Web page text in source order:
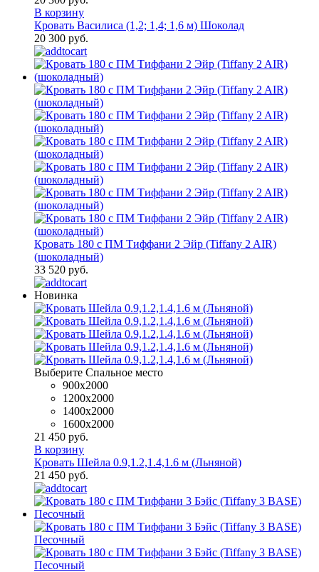
В корзину
Кровать Василиса (1,2; 1,4; 1,6 м) Шоколад
20 300 руб.
Кровать 180 с ПМ Тиффани 2 Эйр (Tiffany 2 AIR)
(шоколадный)
33 520 руб.
Новинка
Выберите Спальное место
900x2000
1200x2000
1400x2000
1600х2000
21 450 руб.
В корзину
Кровать Шейла 0.9,1.2,1.4,1.6 м (Льняной)
21 450 руб.